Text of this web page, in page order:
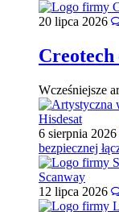
20 lipca 2026
Wcześniejsze
6 sierpnia 2026
bezpiecznej
12 lipca 2026